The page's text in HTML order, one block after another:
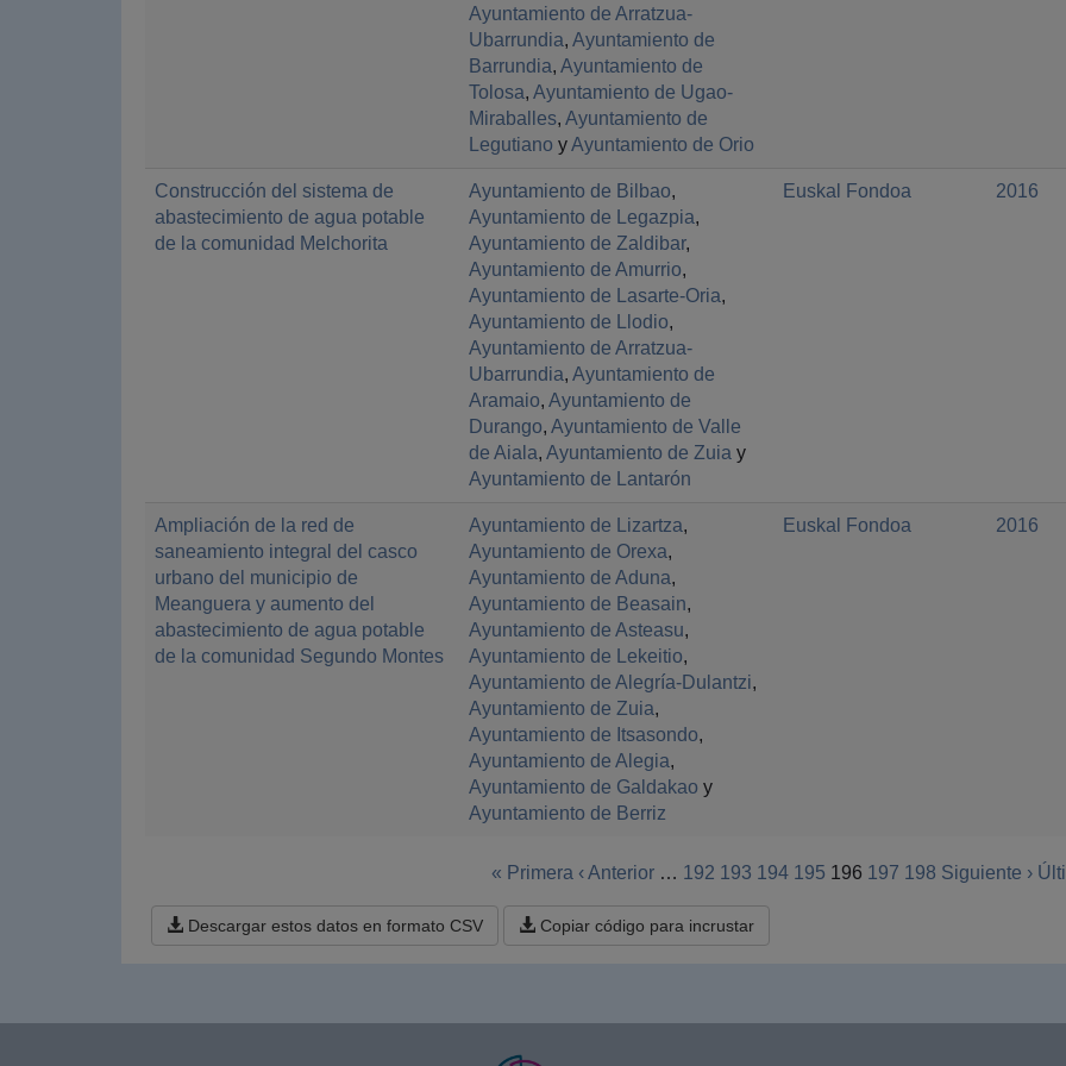
Ayuntamiento de Arratzua-
Ubarrundia, Ayuntamiento de
Barrundia, Ayuntamiento de
Tolosa, Ayuntamiento de Ugao-
Miraballes, Ayuntamiento de
Legutiano yAyuntamiento de Orio
Construcción del sistema de
abastecimiento de agua potable
de la comunidad Melchorita
Ayuntamiento de Bilbao,
Ayuntamiento de Legazpia,
Ayuntamiento de Zaldibar,
Ayuntamiento de Amurrio,
Ayuntamiento de Lasarte-Oria,
Ayuntamiento de Llodio,
Ayuntamiento de Arratzua-
Ubarrundia, Ayuntamiento de
Aramaio, Ayuntamiento de
Durango, Ayuntamiento de Valle
de Aiala, Ayuntamiento de Zuia y
Ayuntamiento de Lantarón
Euskal Fondoa 2016
Ampliación de la red de
saneamiento integral del casco
urbano del municipio de
Meanguera y aumento del
abastecimiento de agua potable
de la comunidad Segundo Montes
Ayuntamiento de Lizartza,
Ayuntamiento de Orexa,
Ayuntamiento de Aduna,
Ayuntamiento de Beasain,
Ayuntamiento de Asteasu,
Ayuntamiento de Lekeitio,
Ayuntamiento de Alegría-Dulantzi,
Ayuntamiento de Zuia,
Ayuntamiento de Itsasondo,
Ayuntamiento de Alegia,
Ayuntamiento de Galdakao y
Ayuntamiento de Berriz
Euskal Fondoa 2016
« Primera ‹ Anterior … 192 193 194 195 196 197 198 Siguiente ›
Descargar estos datos en formato CSV Copiar código para incrustar